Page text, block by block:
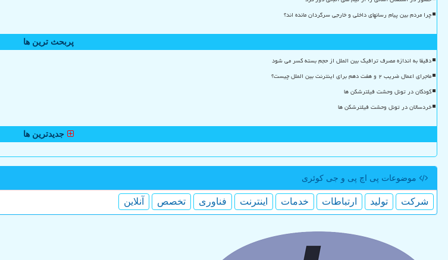
چرا مردم بین پیام رسانهای داخلی و خارجی سرگردان مانده اند؟
پربحث ترین ها
دقیقا به اندازه مصرف ترافیک بین الملل از حجم بسته کسر می شود
ماجرای اعمال ضریب ۲ و هفت دهم برای اینترنت بین الملل چیست؟
کودکان در تونل وحشت فیلترشکن ها
خردسالان در تونل وحشت فیلترشکن ها
جدیدترین ها
موضوعات پی اچ پی و جی كوئری
شركت تولید ارتباطات خدمات اینترنت فناوری تخصص آنلاین